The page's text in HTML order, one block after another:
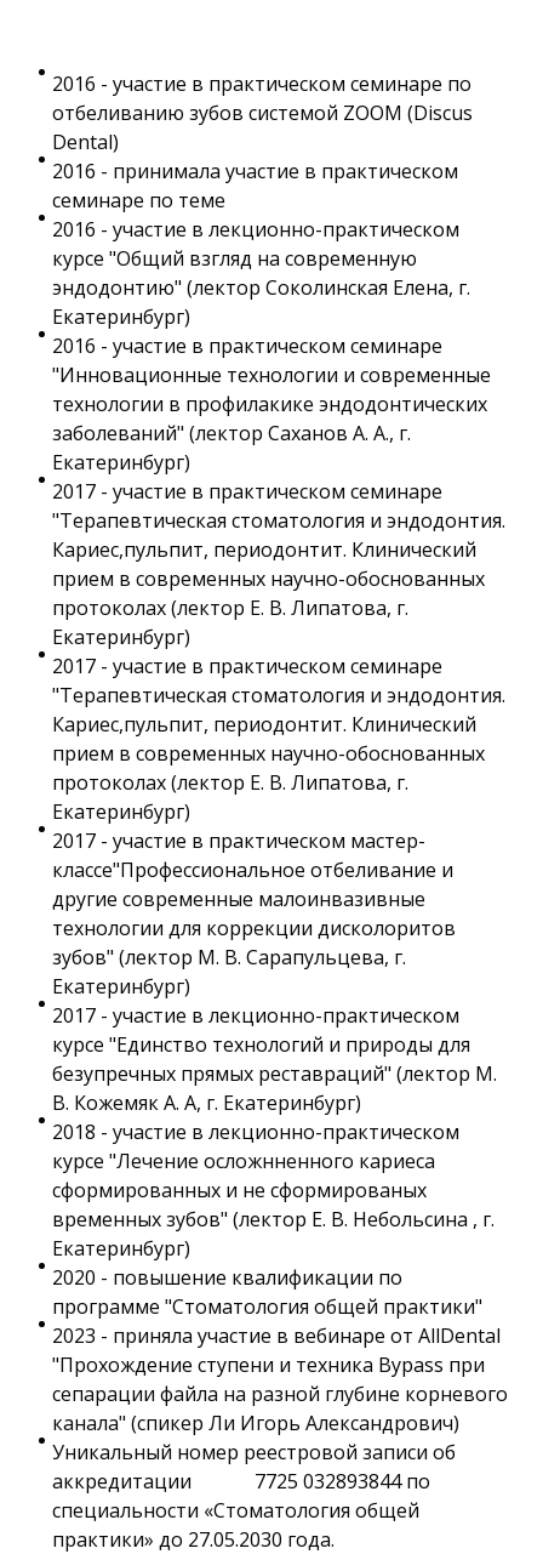
2016 - участие в практическом семинаре по
отбеливанию зубов системой ZOOM (Discus
Dental)
2016 - принимала участие в практическом
семинаре по теме
2016 - участие в лекционно-практическом
курсе "Общий взгляд на современную
эндодонтию" (лектор Соколинская Елена, г.
Екатеринбург)
2016 - участие в практическом семинаре
"Инновационные технологии и современные
технологии в профилакике эндодонтических
заболеваний" (лектор Саханов А. А., г.
Екатеринбург)
2017 - участие в практическом семинаре
"Терапевтическая стоматология и эндодонтия.
Кариес,пульпит, периодонтит. Клинический
прием в современных научно-обоснованных
протоколах (лектор Е. В. Липатова, г.
Екатеринбург)
2017 - участие в практическом семинаре
"Терапевтическая стоматология и эндодонтия.
Кариес,пульпит, периодонтит. Клинический
прием в современных научно-обоснованных
протоколах (лектор Е. В. Липатова, г.
Екатеринбург)
2017 - участие в практическом мастер-
классе"Профессиональное отбеливание и
другие современные малоинвазивные
технологии для коррекции дисколоритов
зубов" (лектор М. В. Сарапульцева, г.
Екатеринбург)
2017 - участие в лекционно-практическом
курсе "Единство технологий и природы для
безупречных прямых реставраций" (лектор М.
В. Кожемяк А. А, г. Екатеринбург)
2018 - участие в лекционно-практическом
курсе "Лечение осложнненного кариеса
сформированных и не сформированых
временных зубов" (лектор Е. В. Небольсина , г.
Екатеринбург)
2020 - повышение квалификации по
программе "Стоматология общей практики"
2023 - приняла участие в вебинаре от AllDental
"Прохождение ступени и техника Bypass при
сепарации файла на разной глубине корневого
канала" (спикер Ли Игорь Александрович)
Уникальный номер реестровой записи об
аккредитации 7725 032893844 по
специальности «Стоматология общей
практики» до 27.05.2030 года.